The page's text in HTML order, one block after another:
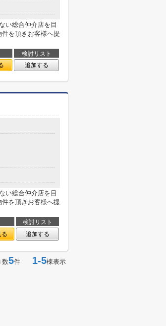
い総合仲介店を目
を頂きお客様へ提
検討リスト
追加する
い総合仲介店を目
を頂きお客様へ提
検討リスト
る 追加する
数5件 1-5棟表示